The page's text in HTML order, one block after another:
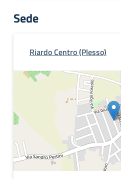
Sede
Riardo Centro (Plesso)